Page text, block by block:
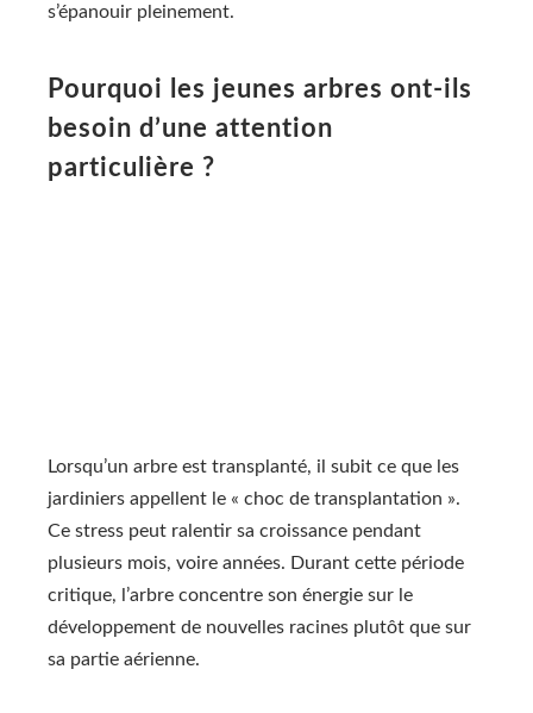
s’épanouir pleinement.
Pourquoi les jeunes arbres ont-ils
besoin d’une attention
particulière ?
Lorsqu’un arbre est transplanté, il subit ce que les
jardiniers appellent le « choc de transplantation ».
Ce stress peut ralentir sa croissance pendant
plusieurs mois, voire années. Durant cette période
critique, l’arbre concentre son énergie sur le
développement de nouvelles racines plutôt que sur
sa partie aérienne.